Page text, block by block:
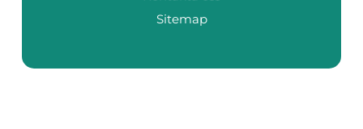
Sitemap